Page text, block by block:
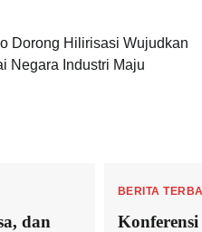
Dorong Hilirisasi Wujudkan
Negara Industri Maju
dan
BERITA
Konferensi